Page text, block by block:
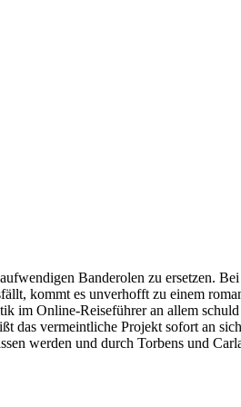
Banderolen zu ersetzen.
kommt es unverhofft zu einem
im Online-Reiseführer an allem
das vermeintliche Projekt sofort an
werden und durch Torbens und